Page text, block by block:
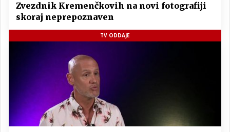
Zvezdnik Kremenčkovih na novi fotografiji
skoraj neprepoznaven
TV ODDAJE